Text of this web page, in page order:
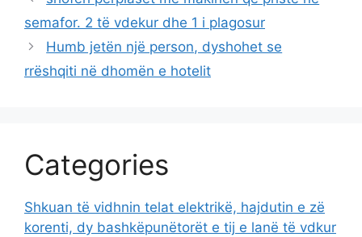
semafor. 2 të vdekur dhe 1 i plagosur
Humb jetën një person, dyshohet se
rrëshqiti në dhomën e hotelit
Categories
Shkuan të vidhnin telat elektrikë, hajdutin e zë
korenti, dy bashkëpunëtorët e tij e lanë të vdkur